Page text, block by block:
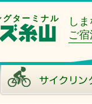
ターミナル
し
ご